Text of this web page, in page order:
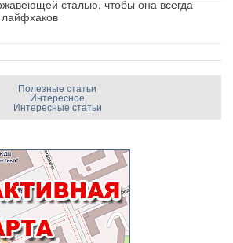
сталью, чтобы она всегда
Полезные статьи
Интересное
Интересные статьи